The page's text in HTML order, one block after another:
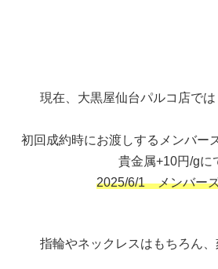
現在、大黒屋仙台パルコ店で
初回成約時にお渡しするメンバー
貴金属+10円/gに
2025/6/1 メンバー
指輪やネックレスはもちろん